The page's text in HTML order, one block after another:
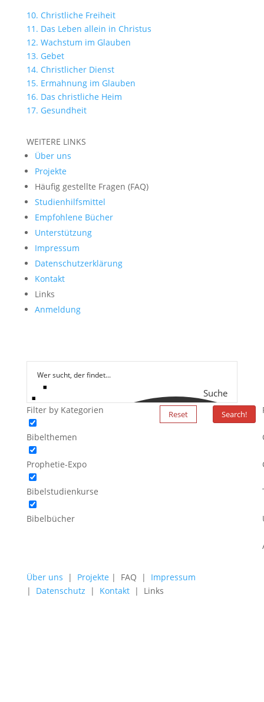
10. Christliche Freiheit
11. Das Leben allein in Christus
12. Wachstum im Glauben
13. Gebet
14. Christlicher Dienst
15. Ermahnung im Glauben
16. Das christliche Heim
17. Gesundheit
WEITERE LINKS
Über uns
Projekte
Häufig gestellte Fragen (FAQ)
Studienhilfsmittel
Empfohlene Bücher
Unterstützung
Impressum
Datenschutzerklärung
Kontakt
Links
Anmeldung
Suche
Filter by Kategorien
Bibelthemen
Prophetie-Expo
Bibelstudienkurse
Bibelbücher
Reset Search!
Über uns | Projekte | FAQ | Impressum
| Datenschutz | Kontakt| Links